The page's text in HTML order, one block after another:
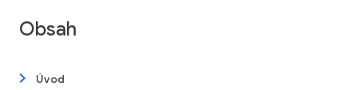
Obsah
Úvod